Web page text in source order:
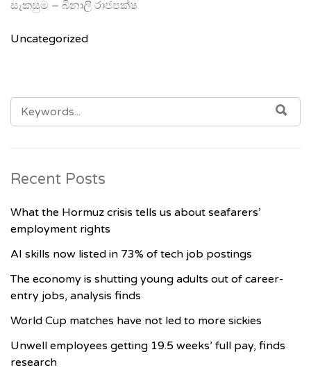
සැකසුම – බිනාලි රාජපක්ෂ
Uncategorized
SEARCH
FOR:
Recent Posts
What the Hormuz crisis tells us about seafarers’
employment rights
AI skills now listed in 73% of tech job postings
The economy is shutting young adults out of career-
entry jobs, analysis finds
World Cup matches have not led to more sickies
Unwell employees getting 19.5 weeks’ full pay, finds
research